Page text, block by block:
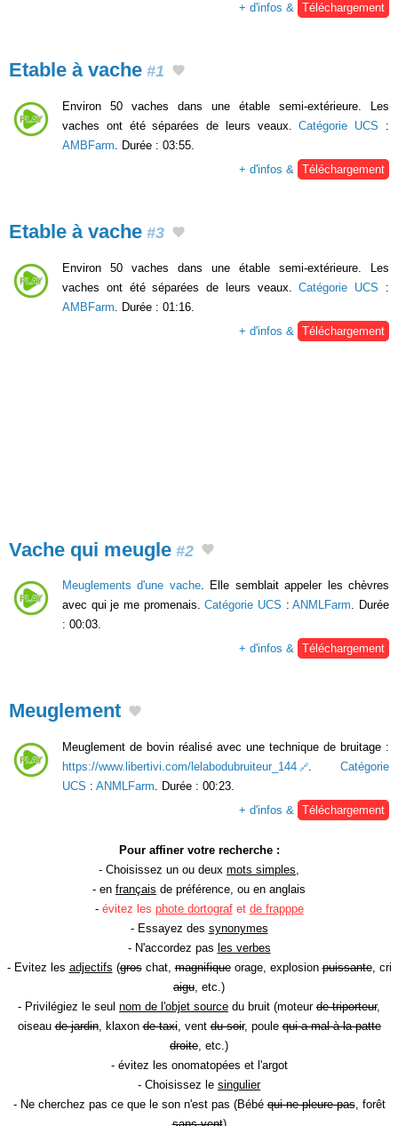
+ d'infos & Téléchargement
Etable à vache #1
Environ 50 vaches dans une étable semi-extérieure. Les
vaches ont été séparées de leurs veaux.Catégorie UCS :
AMBFarm . Durée : 03:55.
+ d'infos &
Téléchargement
Etable à vache #3
Environ 50 vaches dans une étable semi-extérieure. Les
vaches ont été séparées de leurs veaux.Catégorie UCS :
AMBFarm . Durée : 01:16.
+ d'infos &
Téléchargement
Vache qui meugle #2
Meuglements d'une vache. Elle semblait appeler les chèvres
avec qui je me promenais.Catégorie UCS :ANMLFarm. Durée
: 00:03.
+ d'infos & Téléchargement
Meuglement
Meuglement de bovin réalisé avec une technique de bruitage :
https://www.libertivi.com/lelabodubruiteur_144
. Catégorie
UCS : ANMLFarm . Durée : 00:23.
+ d'infos &
Téléchargement
Pour affiner votre recherche :
- Choisissez un ou deux mots simples
- en français de préférence, ou en anglais
- évitez les phote dortografet de frapppe
- Essayez des synonymes
- N'accordez pas les verbes
- Evitez les adjectifs (groschat,magnifiqueorage, explosionpuissante, cri
aigu , etc.)
- Privilégiez le seul nom de l'objet source du bruit (moteur de triporteur,
oiseaude jardin, klaxonde taxi, ventdu soir, poulequi a mal à la patte
droite , etc.)
- évitez les onomatopées et l'argot
- Choisissez le singulier
- Ne cherchez pas ce que le son n'est pas (Bébéqui ne pleure pas, forêt